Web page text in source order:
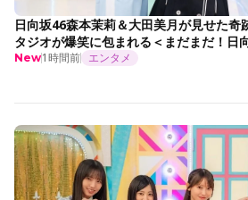
日向坂46森本茉莉＆大田美月が見せた奇
タジオが爆笑に包まれる＜まだまだ！日
New1時間前 エンタメ